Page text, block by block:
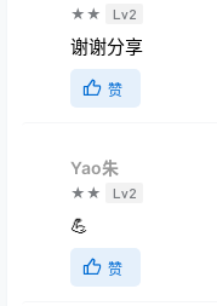
★★ Lv2
谢谢分享
赞
Yao朱
★★ Lv2
💪
赞